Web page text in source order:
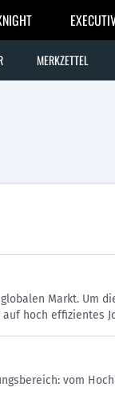
MERKZETTEL
Markt. Um
hoch effizientes
vom